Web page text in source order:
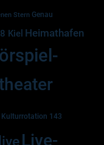
Stern Genau
Kiel Heimathafen
Kulturrotation 143
liveLive-